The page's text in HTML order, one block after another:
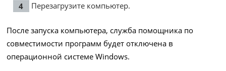
Перезагрузите компьютер.
После запуска компьютера, служба помощника по
совместимости программ будет отключена в
операционной системе Windows.